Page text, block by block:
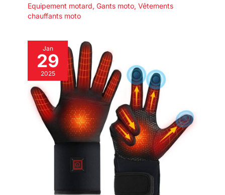
Equipement motard, Gants moto, Vêtements
chauffants moto
Jan
29
2025